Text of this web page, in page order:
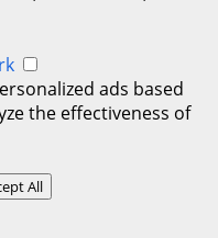
ads based
the effectiveness of
All